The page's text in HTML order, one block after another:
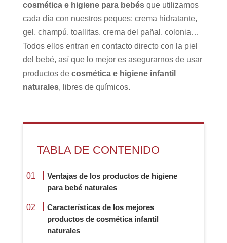
cosmética e higiene para bebésque utilizamos
cada día con nuestros peques: crema hidratante,
gel, champú, toallitas, crema del pañal, colonia…
Todos ellos entran en contacto directo con la piel
del bebé, así que lo mejor es asegurarnos de usar
productos de cosmética e higiene infantil
naturales, libres de químicos.
TABLA DE CONTENIDO
Ventajas de los productos de higiene
para bebé naturales
Características de los mejores
productos de cosmética infantil
naturales